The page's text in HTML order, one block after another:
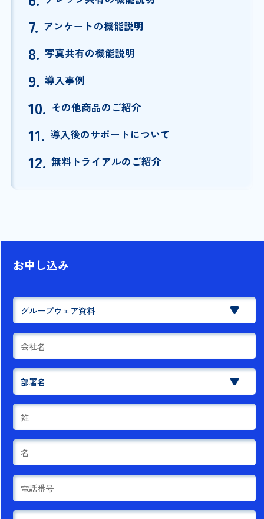
7. アンケートの機能説明
8. 写真共有の機能説明
9. 導入事例
10. その他商品のご紹介
11. 導入後のサポートについて
12. 無料トライアルのご紹介
お申し込み